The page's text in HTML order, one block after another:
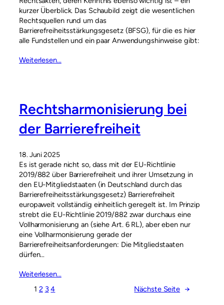
kurzer Überblick. Das Schaubild zeigt die wesentlichen
Rechtsquellen rund um das
Barrierefreiheitsstärkungsgesetz (BFSG), für die es hier
alle Fundstellen und ein paar Anwendungshinweise gibt:
Weiterlesen…
Rechtsharmonisierung bei
der Barrierefreiheit
18. Juni 2025
Es ist gerade nicht so, dass mit der EU-Richtlinie
2019/882 über Barrierefreiheit und ihrer Umsetzung in
den EU-Mitgliedstaaten (in Deutschland durch das
Barrierefreiheitsstärkungsgesetz) Barrierefreiheit
europaweit vollständig einheitlich geregelt ist. Im Prinzip
strebt die EU-Richtlinie 2019/882 zwar durchaus eine
Vollharmonisierung an (siehe Art. 6 RL), aber eben nur
eine Vollharmonisierung gerade der
Barrierefreiheitsanforderungen: Die Mitgliedstaaten
dürfen…
Weiterlesen…
1 2 3 4 Nächste Seite →